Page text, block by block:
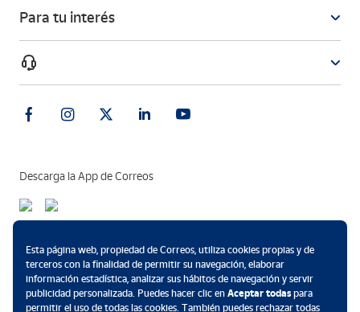
Para tu interés
Descarga la App de Correos
Esta página web, propiedad de Correos, utiliza cookies propias y de
terceros con la finalidad de permitir su navegación, elaborar
información estadística, analizar sus hábitos de navegación y servir
publicidad personalizada. Puedes hacer clic en Aceptar todaspara
permitir el uso de todas las cookies. También puedes rechazar todas